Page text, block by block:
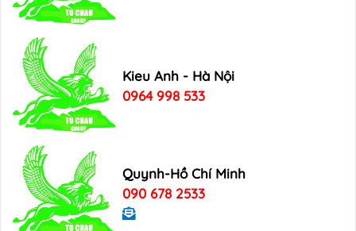
Kieu Anh - Hà Nội
0964 998 533
Quynh-Hồ Chí Minh
090 678 2533